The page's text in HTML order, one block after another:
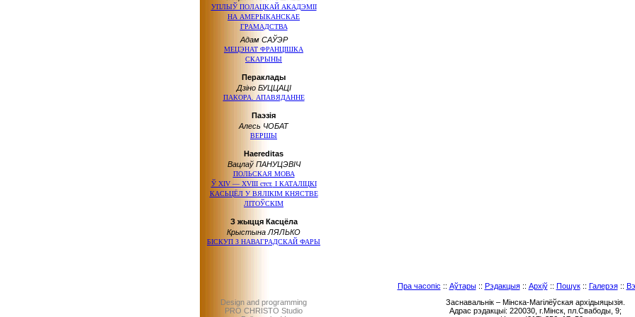
УПЛЫЎ ПОЛАЦКАЙ АКАДЭМІІ
НА АМЕРЫКАНСКАЕ
ГРАМАДСТВА
Адам САЎЭР
МЕЦЭНАТ ФРАНЦІШКА
СКАРЫНЫ
Пераклады
Дзіно БУЦЦАЦІ
ПАКОРА. АПАВЯДАННЕ
Паэзія
Алесь ЧОБАТ
ВЕРШЫ
Haereditas
Вацлаў ПАНУЦЭВІЧ
ПОЛЬСКАЯ МОВА
Ў ХІV — ХVІІІ стст. І КАТАЛІЦКІ
КАСЬЦЁЛ У ВЯЛІКІМ КНЯСТВЕ
ЛІТОЎСКІМ
З жыцця Касцёла
Крыстына ЛЯЛЬКО
БІСКУП З НАВАГРАДСКАЙ ФАРЫ
Design and programming
PRO CHRISTO Studio
Пра часопіс :: Аўтары:: Рэдакцыя:: Архіў:: Пошук:: Галерэя::
Заснавальнік – Мінска-Магілёўская архідыяцызія.
Адрас рэдакцыі: 220030, г.Мінск, пл.Свабоды, 9;